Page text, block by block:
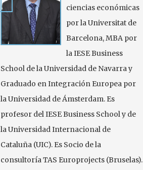
ciencias económicas
por la Universitat de
Barcelona, MBA por
la IESE Business
School de la Universidad de Navarra y
Graduado en Integración Europea por
la Universidad de Ámsterdam. Es
profesor del IESE Business School y de
la Universidad Internacional de
Cataluña (UIC). Es Socio de la
consultoría TAS Europrojects (Bruselas).